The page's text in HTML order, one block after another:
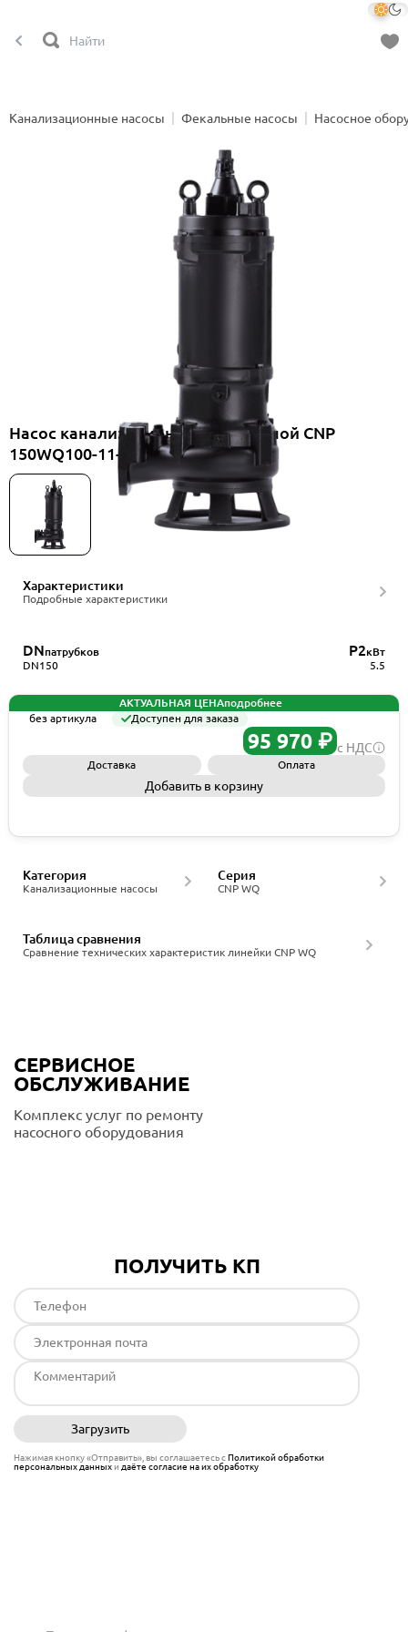
Канализационные насосы Фекальные насосы Насосное
Насос канализационный погружной CNP
150WQ100-11-5.5AC(II)
Характеристики
Подробные характеристики
DNпатрубков
DN150
P2кВт
5.5
АКТУАЛЬНАЯ ЦЕНАподробнее
без артикула
Доступен для заказа
95 970 ₽ с НДС
Доставка Оплата
Добавить в корзину
Канализационные насосы
Категория
CNP WQ
Серия
Сравнение технических характеристик линейки CNP WQ
Таблица сравнения
СЕРВИСНОЕ
ОБСЛУЖИВАНИЕ
Комплекс услуг по ремонту
насосного оборудования
ПОЛУЧИТЬ КП
Загрузить
Нажимая кнопку «Отправить», вы соглашаетесь сПолитикой обработки
персональных данныхи даёте согласие на их обработку